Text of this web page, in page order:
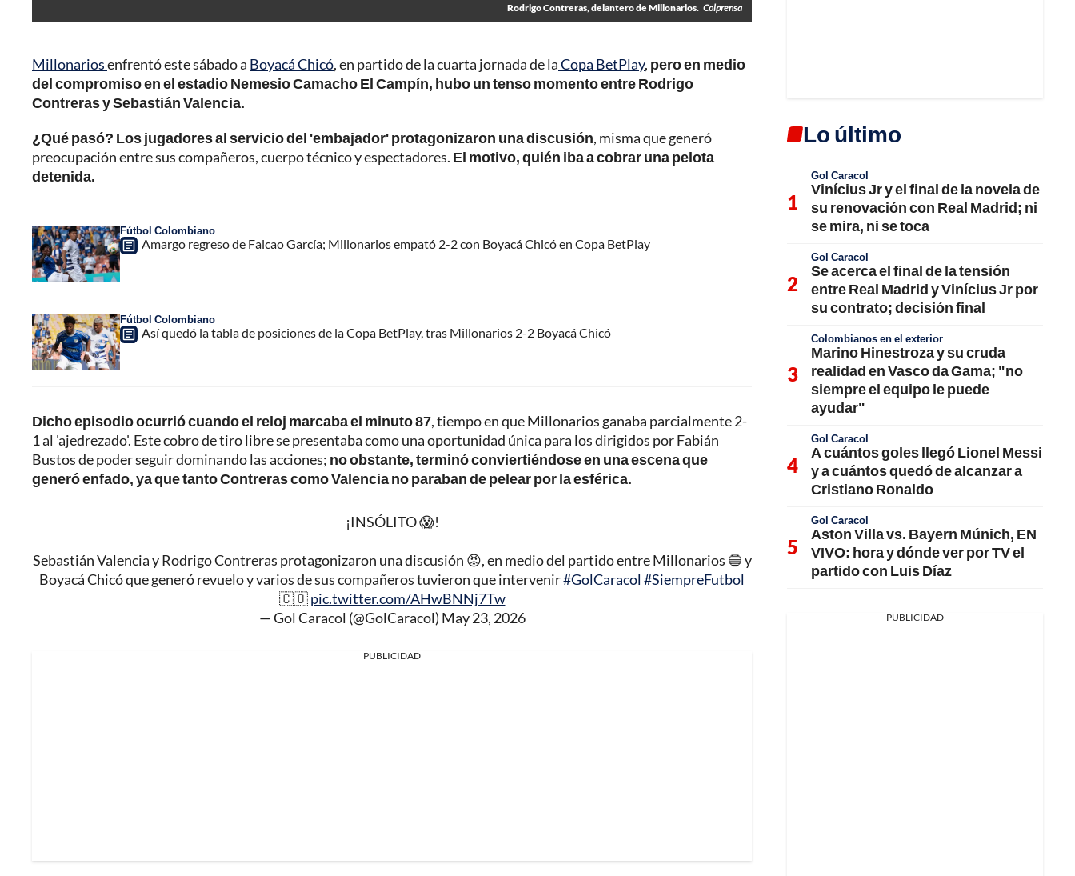
Rodrigo Contreras, delantero de Millonarios. Colprensa
Millonariosenfrentó este sábado a Boyacá Chicó, en partido de la cuarta jornada de laCopa BetPlay, pero en medio
del compromiso en el estadio Nemesio Camacho El Campín, hubo un tenso momento entre Rodrigo
Contreras y Sebastián Valencia.
¿Qué pasó? Los jugadores al servicio del 'embajador' protagonizaron una discusión, misma que generó
preocupación entre sus compañeros, cuerpo técnico y espectadores. El motivo, quién iba a cobrar una pelota
detenida.
Fútbol Colombiano
Amargo regreso de Falcao García; Millonarios empató 2-2 con Boyacá Chicó en Copa BetPlay
Fútbol Colombiano
Así quedó la tabla de posiciones de la Copa BetPlay, tras Millonarios 2-2 Boyacá Chicó
Dicho episodio ocurrió cuando el reloj marcaba el minuto 87, tiempo en que Millonarios ganaba parcialmente 2-
1 al 'ajedrezado'. Este cobro de tiro libre se presentaba como una oportunidad única para los dirigidos por Fabián
Bustos de poder seguir dominando las acciones; no obstante, terminó conviertiéndose en una escena que
generó enfado, ya que tanto Contreras como Valencia no paraban de pelear por la esférica.
¡INSÓLITO 😱!
Sebastián Valencia y Rodrigo Contreras protagonizaron una discusión 😡, en medio del partido entre Millonarios 🔵 y
Boyacá Chicó que generó revuelo y varios de sus compañeros tuvieron que intervenir#GolCaracol#SiempreFutbol
🇨🇴pic.twitter.com/AHwBNNj7Tw
— Gol Caracol (@GolCaracol) May 23, 2026
PUBLICIDAD
Lo último
Gol Caracol
Vinícius Jr y el final de la novela de
su renovación con Real Madrid; ni
se mira, ni se toca
Gol Caracol
Se acerca el final de la tensión
entre Real Madrid y Vinícius Jr por
su contrato; decisión final
Colombianos en el exterior
Marino Hinestroza y su cruda
realidad en Vasco da Gama; "no
siempre el equipo le puede
ayudar"
Gol Caracol
A cuántos goles llegó Lionel Messi
y a cuántos quedó de alcanzar a
Cristiano Ronaldo
Gol Caracol
Aston Villa vs. Bayern Múnich, EN
VIVO: hora y dónde ver por TV el
partido con Luis Díaz
PUBLICIDAD